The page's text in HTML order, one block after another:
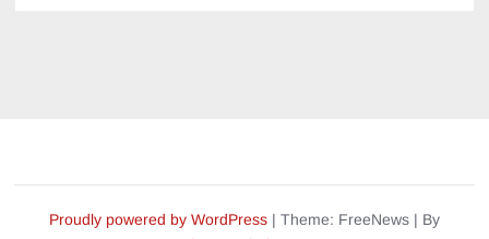
Proudly powered by WordPress | Theme: FreeNews | By